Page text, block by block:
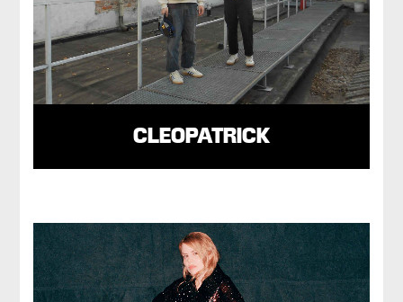
CLEOPATRICK